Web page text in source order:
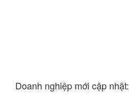
Doanh nghiệp mới cập nhật: